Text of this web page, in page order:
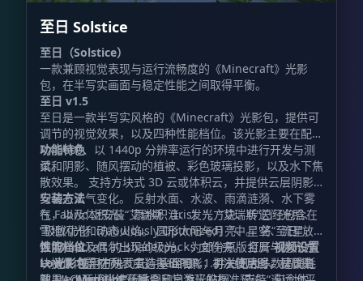
至日 Solstice
至日（Solstice）
一款兼顾视觉表现与运行流畅度的《Minecraft》光影
包，在半写实画面与稳定性能之间取得平衡。
至日 v1.5
至日是一款半写实风格的《Minecraft》光影包，提供可
调节的视觉效果，以及四种性能档位。该光影主要在配备
RX 6600、以 1440p 分辨率运行的环境中进行开发与测
试。
功能特色
柔和阴影、随风摆动的植被、彩色玻璃投影，以及水下焦
散效果。 支持方块式 3D 云或体积云，并提供云层阴影
与动态天气变化。 反射水面、水波、雨滴涟漪、水下雾
气，以及体积光。 雨水积洼、发光方块、传送门光照、
雪地闪光和动态火焰。 圆形太阳与月亮、星空、流星、
银河，以及偶尔出现的极光。 为部分原版金属与抛光方
块提供内置材质。 支持 LabPBR 1.3 法线贴图、材质贴
安装方法
在 Fabric 上安装“艾瑞斯（Iris）”。“艾瑞斯”已经包含在
“极致优化（Fabulously Optimized）”中。 将“至日”放
入 Minecraft 的shaderpacks文件夹。 打开视频设置
→ 光影包，在列表中选择“至日”。 初次使用时，建议先
性能档位
Low：使用方块式云、基础阴影，并关闭大多数高消耗